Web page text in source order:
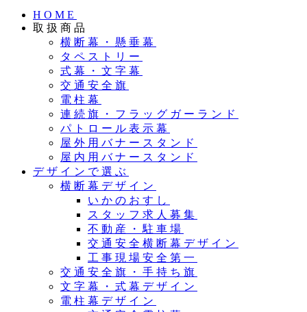
HOME
取扱商品
横断幕・懸垂幕
タペストリー
式幕・文字幕
交通安全旗
電柱幕
連続旗・フラッグガーランド
パトロール表示幕
屋外用バナースタンド
屋内用バナースタンド
デザインで選ぶ
横断幕デザイン
いかのおすし
スタッフ求人募集
不動産・駐車場
交通安全横断幕デザイン
工事現場安全第一
交通安全旗・手持ち旗
文字幕・式幕デザイン
電柱幕デザイン